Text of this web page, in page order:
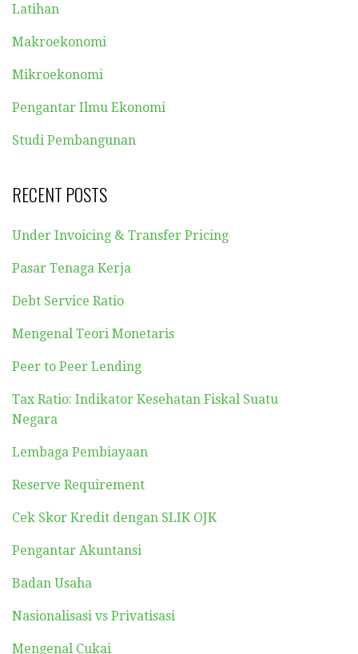
Latihan
Makroekonomi
Mikroekonomi
Pengantar Ilmu Ekonomi
Studi Pembangunan
RECENT POSTS
Under Invoicing & Transfer Pricing
Pasar Tenaga Kerja
Debt Service Ratio
Mengenal Teori Monetaris
Peer to Peer Lending
Tax Ratio: Indikator Kesehatan Fiskal Suatu
Negara
Lembaga Pembiayaan
Reserve Requirement
Cek Skor Kredit dengan SLIK OJK
Pengantar Akuntansi
Badan Usaha
Nasionalisasi vs Privatisasi
Mengenal Cukai